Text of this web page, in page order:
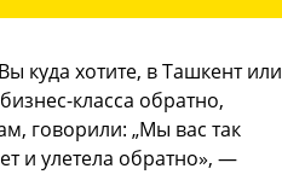
куда хотите, в Ташкент или
класса обратно,
говорили: „Мы вас так
и улетела обратно», —